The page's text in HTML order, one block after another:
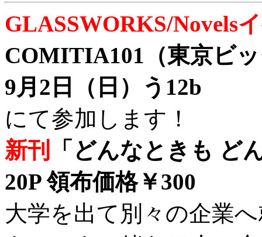
GLASSWORKS/Novels
COMITIA101（東京ビ
9月2日（日）う12b
にて参加します！
新刊
「どんなときも ど
20P 領布価格￥300
大学を出て別々の企業